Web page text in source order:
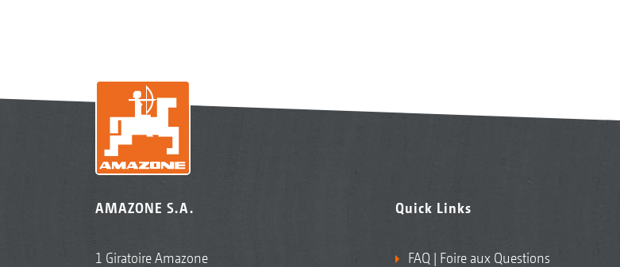
AMAZONE S.A.
1 Giratoire Amazone
Quick Links
FAQ | Foire aux Questions